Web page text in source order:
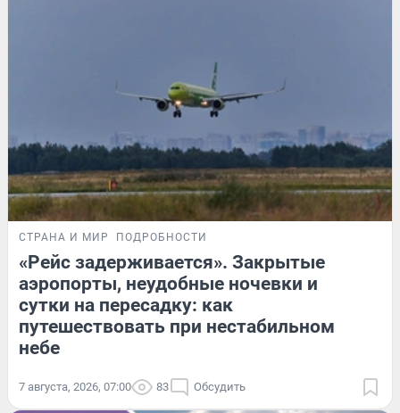
СТРАНА И МИР ПОДРОБНОСТИ
«Рейс задерживается». Закрытые
аэропорты, неудобные ночевки и
сутки на пересадку: как
путешествовать при нестабильном
небе
7 августа, 2026, 07:00 83 Обсудить